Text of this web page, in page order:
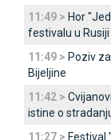
11:49 > Hor
festivalu u Rusiji
11:49 > Poziv
Bijeljine
11:42 >
istine o
11:27 > Festival